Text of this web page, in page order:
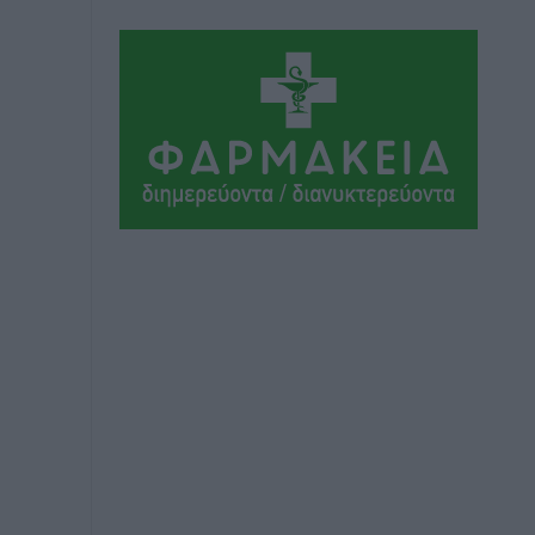
Ακαθάριστα οικόπεδα: Τι γίνεται όταν
ο ιδιοκτήτης δεν τα καθαρίσει – Πώς
κινούνται δήμοι και ΠΣ, ποιος
πληρώνει τον λογαριασμό
Τοπικές Ειδήσεις πριν 6 ώρες